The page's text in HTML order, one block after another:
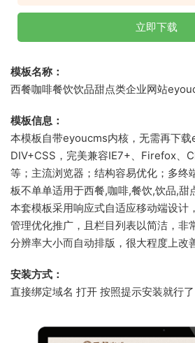
立即下载
模板名称：
西餐咖啡餐饮饮品甜点类企业网站
模板信息：
本模板自带eyoucms内核，无需再下
DIV+CSS，完美兼容IE7+、Firefox、
等；主流浏览器；结构容易优化；多终
板不单单适用于西餐,咖啡,餐饮,饮品,甜
本套模板采用响应式自适应移动端设计
管理优化推广，且栏目列表以简洁，非
分辨率大小而自动排版，很大程度上改
安装方式：
直接绑定域名 打开 按照提示安装就行